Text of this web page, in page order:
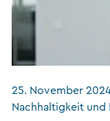
25. November
Nachhaltigkeit und